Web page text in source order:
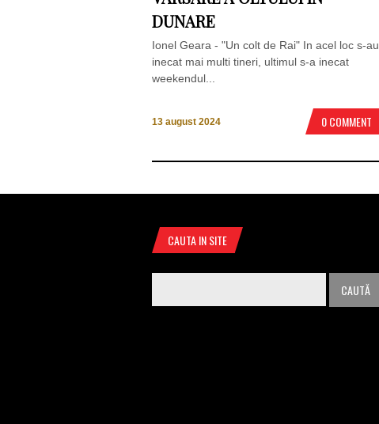
DUNARE
Ionel Geara - "Un colt de Rai" In acel loc s-au
inecat mai multi tineri, ultimul s-a inecat
weekendul...
13 august 2024 0 COMMENT
CAUTA IN SITE